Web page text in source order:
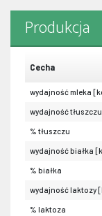
Produkcja
Cecha
wydajność mleka
wydajność
% tłuszczu
wydajność białka
% białka
wydajność laktozy
% laktoza